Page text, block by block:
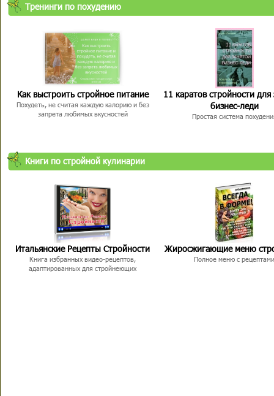
Тренинги по похудению
Как выстроить стройное питание
Похудеть, не считая каждую калорию и без
запрета любимых вкусностей
11 каратов стройности для
бизнес-леди
Простая система
Книги по стройной кулинарии
Итальянские Рецепты Стройности
Книга избранных видео-рецептов,
адаптированных для стройнеющих
Жиросжигающие меню
Полное меню с рецептами